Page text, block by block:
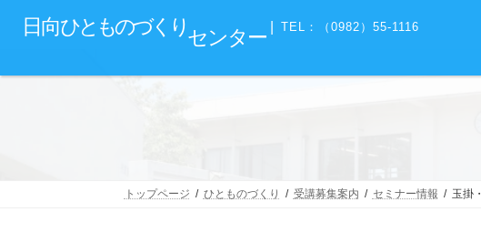
日向ひとものづくりセンター TEL：（0982）55-1116
グ
ル
プ
トップページ ひとものづくり 受講募集案内 セミナー情報 玉掛